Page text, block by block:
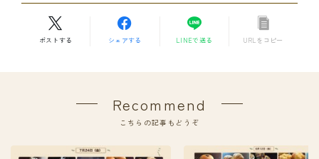
ポストする シェアする LINEで送る URLをコピー
Recommend
こちらの記事もどうぞ